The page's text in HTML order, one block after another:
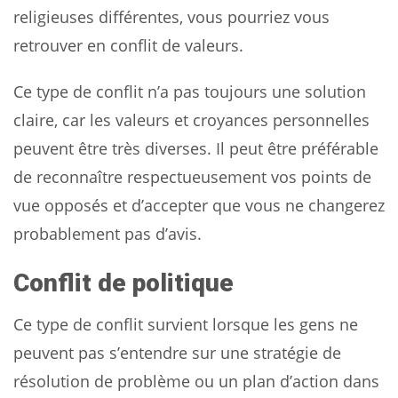
religieuses différentes, vous pourriez vous
retrouver en conflit de valeurs.
Ce type de conflit n’a pas toujours une solution
claire, car les valeurs et croyances personnelles
peuvent être très diverses. Il peut être préférable
de reconnaître respectueusement vos points de
vue opposés et d’accepter que vous ne changerez
probablement pas d’avis.
Conflit de politique
Ce type de conflit survient lorsque les gens ne
peuvent pas s’entendre sur une stratégie de
résolution de problème ou un plan d’action dans